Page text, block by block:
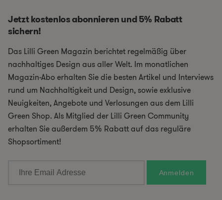
Jetzt kostenlos abonnieren und 5% Rabatt
sichern!
Das Lilli Green Magazin berichtet regelmäßig über
nachhaltiges Design aus aller Welt. Im monatlichen
Magazin-Abo erhalten Sie die besten Artikel und Interviews
rund um Nachhaltigkeit und Design, sowie exklusive
Neuigkeiten, Angebote und Verlosungen aus dem Lilli
Green Shop. Als Mitglied der Lilli Green Community
erhalten Sie außerdem 5% Rabatt auf das reguläre
Shopsortiment!